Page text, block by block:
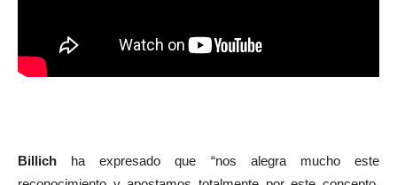
Billich ha expresado que “nos alegra mucho este